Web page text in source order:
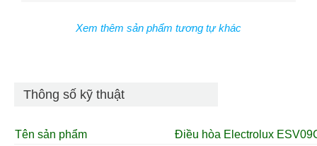
Xem thêm sản phẩm tương tự khác
Thông số kỹ thuật
Tên sản phẩm Điều hòa Electrolux